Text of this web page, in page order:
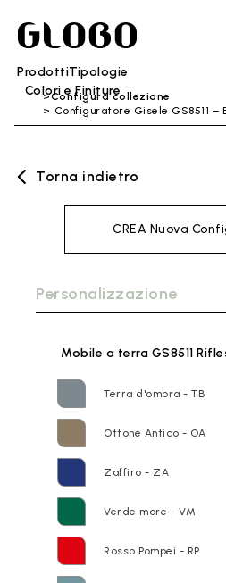
ProdottiTipologie
Colori e Finiture
Configura collezione
Configuratore Gisele GS8511 –
Torna indietro
CREA Nuova
Personalizzazione
Mobile a terra GS8511
Terra d'ombra - TB
Ottone Antico - OA
Zaffiro - ZA
Verde mare - VM
Rosso Pompei - RP